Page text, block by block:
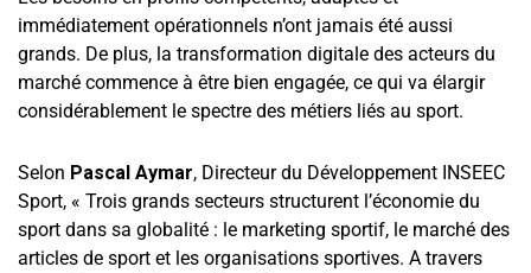
immédiatement opérationnels n’ont jamais été aussi
grands. De plus, la transformation digitale des acteurs du
marché commence à être bien engagée, ce qui va élargir
considérablement le spectre des métiers liés au sport.
Selon Pascal Aymar, Directeur du Développement INSEEC
Sport, « Trois grands secteurs structurent l’économie du
sport dans sa globalité : le marketing sportif, le marché des
articles de sport et les organisations sportives. A travers